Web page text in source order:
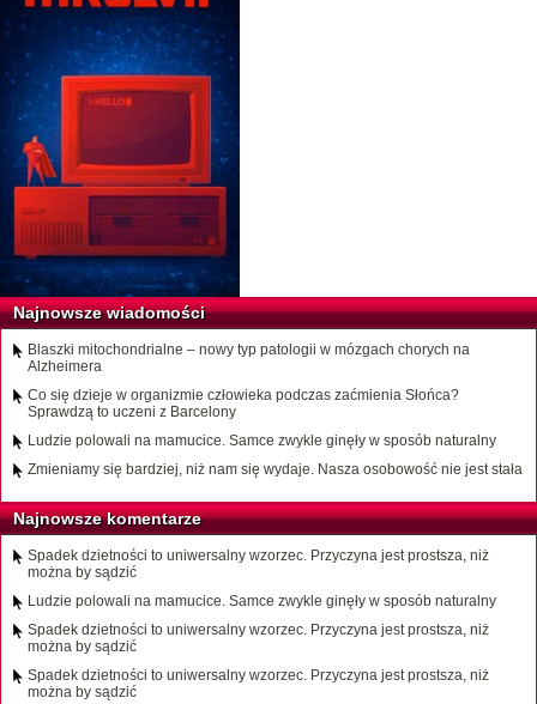
Najnowsze wiadomości
Blaszki mitochondrialne – nowy typ patologii w mózgach chorych na
Alzheimera
Co się dzieje w organizmie człowieka podczas zaćmienia Słońca?
Sprawdzą to uczeni z Barcelony
Ludzie polowali na mamucice. Samce zwykle ginęły w sposób naturalny
Zmieniamy się bardziej, niż nam się wydaje. Nasza osobowość nie jest stała
Najnowsze komentarze
Spadek dzietności to uniwersalny wzorzec. Przyczyna jest prostsza, niż
można by sądzić
Ludzie polowali na mamucice. Samce zwykle ginęły w sposób naturalny
Spadek dzietności to uniwersalny wzorzec. Przyczyna jest prostsza, niż
można by sądzić
Spadek dzietności to uniwersalny wzorzec. Przyczyna jest prostsza, niż
można by sądzić